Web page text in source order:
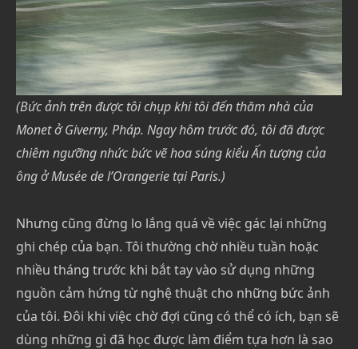
(Bức ảnh trên được tôi chụp khi tôi đến thăm nhà của
Monet ở Giverny, Pháp. Ngay hôm trước đó, tôi đã được
chiêm ngưỡng nhức bức vẽ hoa súng kiểu Ấn tượng của
ông ở Musée de l’Orangerie tại Paris.)
Nhưng cũng đừng lo lắng quá về việc gác lại những
ghi chép của bạn. Tôi thường chờ nhiều tuần hoặc
nhiều tháng trước khi bắt tay vào sử dụng những
nguồn cảm hứng từ nghệ thuật cho những bức ảnh
của tôi. Đôi khi việc chờ đợi cũng có thể có ích, bạn sẽ
dùng những gì đã học được làm điểm tựa hơn là sao